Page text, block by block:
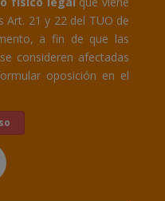
21 y 22 del TUO de
a fin de que las
consideren afectadas
oposición en el